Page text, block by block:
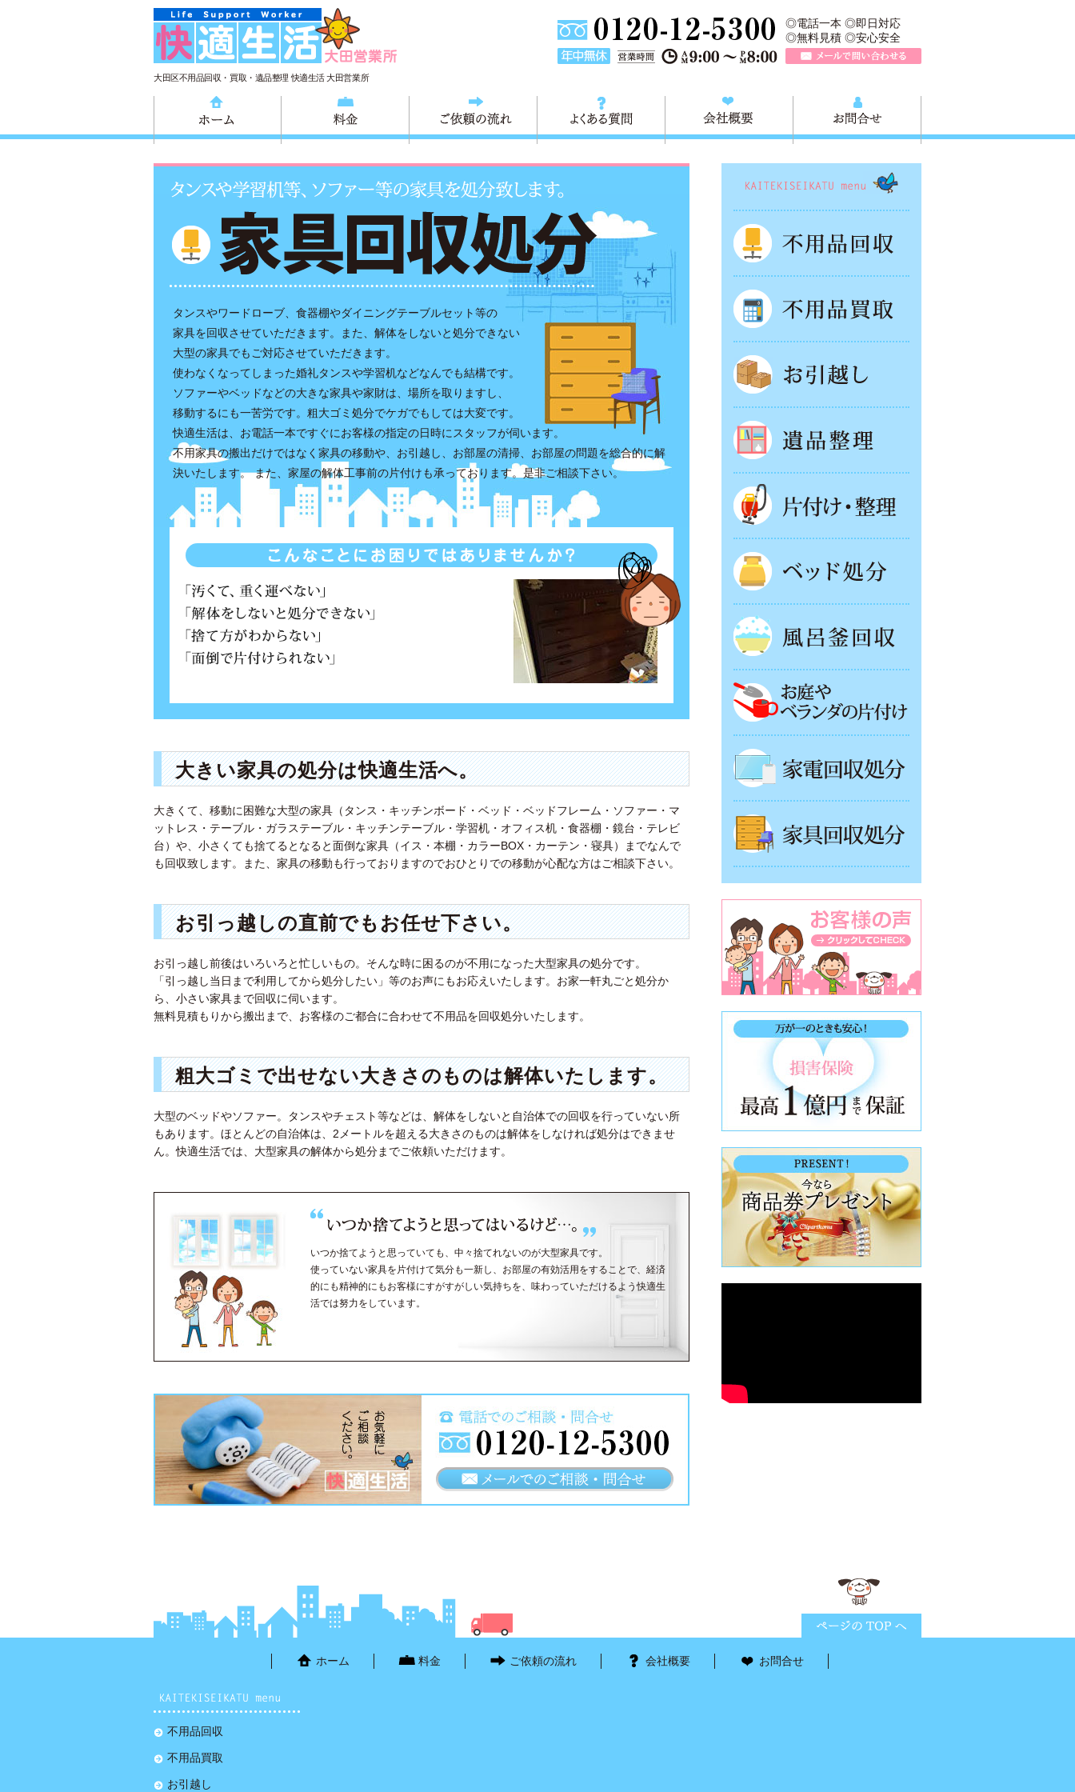
大田区不用品回収・買取・遺品整理 快適生活 大田営業所
TEL 0120-757-161（年中無休）営業時間AM9:00～
◎電話一本 ◎即日対応
◎無料見積 ◎安心安全
ご依頼の流れ よくある質問
タンスやワードローブ、食器棚やダイニングテーブルセット等の
家具を回収させていただきます。また、解体をしないと処分できない
大型の家具でもご対応させていただきます。
使わなくなってしまった婚礼タンスや学習机などなんでも結構です。
ソファーやベッドなどの大きな家具や家財は、場所を取りますし、
移動するにも一苦労です。粗大ゴミ処分でケガでもしては大変です。
快適生活は、お電話一本ですぐにお客様の指定の日時にスタッフが伺います。
不用家具の搬出だけではなく家具の移動や、お引越し、お部屋の清掃、お部屋の問題を総合的に解
決いたします。 また、家屋の解体工事前の片付けも承っております。是非ご相談下さい。
こんなことにお困りではありませんか？
「汚くて、重く運べない」「解体をしないと処分できない」「捨て方がわからない」「面倒で片付けられない」
大きい家具の処分は快適生活へ。
大きくて、移動に困難な大型の家具（タンス・キッチンボード・ベッド・ベッドフレーム・ソファー・マ
ットレス・テーブル・ガラステーブル・キッチンテーブル・学習机・オフィス机・食器棚・鏡台・テレビ
台）や、小さくても捨てるとなると面倒な家具（イス・本棚・カラーBOX・カーテン・寝具）までなんで
も回収致します。また、家具の移動も行っておりますのでおひとりでの移動が心配な方はご相談下さい。
お引っ越しの直前でもお任せ下さい。
お引っ越し前後はいろいろと忙しいもの。そんな時に困るのが不用になった大型家具の処分です。
「引っ越し当日まで利用してから処分したい」等のお声にもお応えいたします。お家一軒丸ごと処分か
ら、小さい家具まで回収に伺います。
無料見積もりから搬出まで、お客様のご都合に合わせて不用品を回収処分いたします。
粗大ゴミで出せない大きさのものは解体いたします。
大型のベッドやソファー。タンスやチェスト等などは、解体をしないと自治体での回収を行っていない所
もあります。ほとんどの自治体は、2メートルを超える大きさのものは解体をしなければ処分はできませ
ん。快適生活では、大型家具の解体から処分までご依頼いただけます。
いつか捨てようと思っていても、中々捨てれないのが大型家具です。
使っていない家具を片付けて気分も一新し、お部屋の有効活用をすることで、経済
的にも精神的にもお客様にすがすがしい気持ちを、味わっていただけるよう快適生
活では努力をしています。
ホーム 料金 ご依頼の流れ 会社概要 お問合せ
不用品回収
不用品買取
お引越し